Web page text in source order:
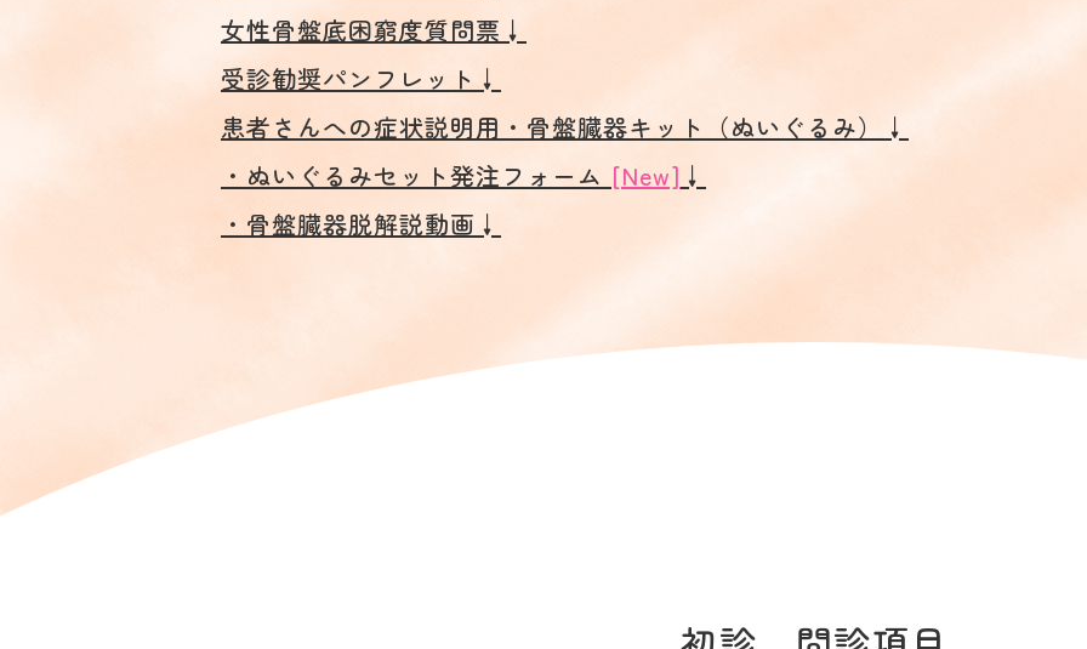
女性骨盤底困窮度質問票↓
受診勧奨パンフレット↓
患者さんへの症状説明用・骨盤臓器キット（ぬいぐるみ）↓
・ぬいぐるみセット発注フォーム [New] ↓
・骨盤臓器脱解説動画↓